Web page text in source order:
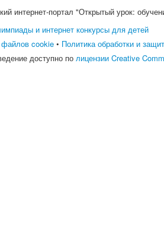
интернет-портал "Открытый урок:
и интернет конкурсы для детей
файлов cookie • Политика обработки и
доступно полицензии Creative